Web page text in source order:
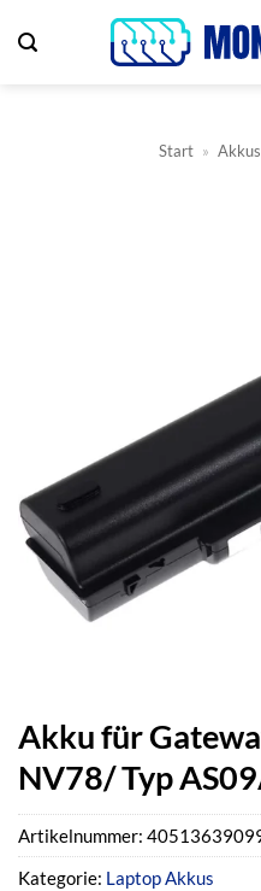
Inhalt
Start » Akkus
Akku für
NV78/ Typ
Artikelnummer:
Kategorie: Laptop Akkus